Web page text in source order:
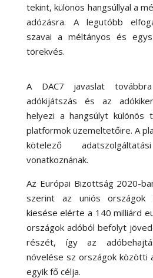
tekint, különös hangsúllyal a
adózásra. A legutóbb
szavai a méltányos és
törekvés.
A DAC7 javaslat
adókijátszás és az
helyezi a hangsúlyt különös
platformok üzemeltetőire. A
kötelező
vonatkoznának.
Az Európai Bizottság 2020-
szerint az uniós országok
kiesése elérte a 140 milliárd
országok adóból befolyt
részét, így az
növelése sz országok közötti
egyik fő célja.